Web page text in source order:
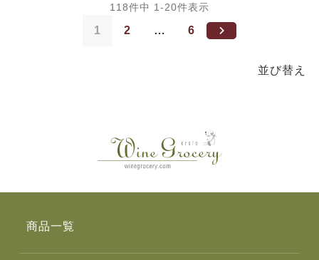
並び替え
118件中 1 -20件表示
1 2 … 6
商品一覧